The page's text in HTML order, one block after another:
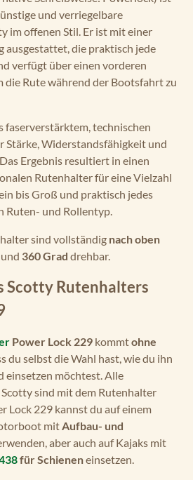
und verriegelbare
im offenen Stil. Er ist mit einer
ausgestattet, die praktisch jede
verfügt über einen vorderen
die Rute während der Bootsfahrt zu
faserverstärktem, technischen
Stärke, Widerstandsfähigkeit und
Ergebnis resultiert in einen
Rutenhalter für eine Vielzahl
bis Groß und praktisch jedes
Ruten- und Rollentyp.
sind vollständig nach oben
360 Grad drehbar.
Scotty Rutenhalters
Power Lock 229 kommtohne
du selbst die Wahl hast, wie du ihn
einsetzen möchtest. Alle
sind mit dem Rutenhalter
Lock 229 kannst du auf einem
mitAufbau- und
aber auch auf Kajaks mit
für Schieneneinsetzen.